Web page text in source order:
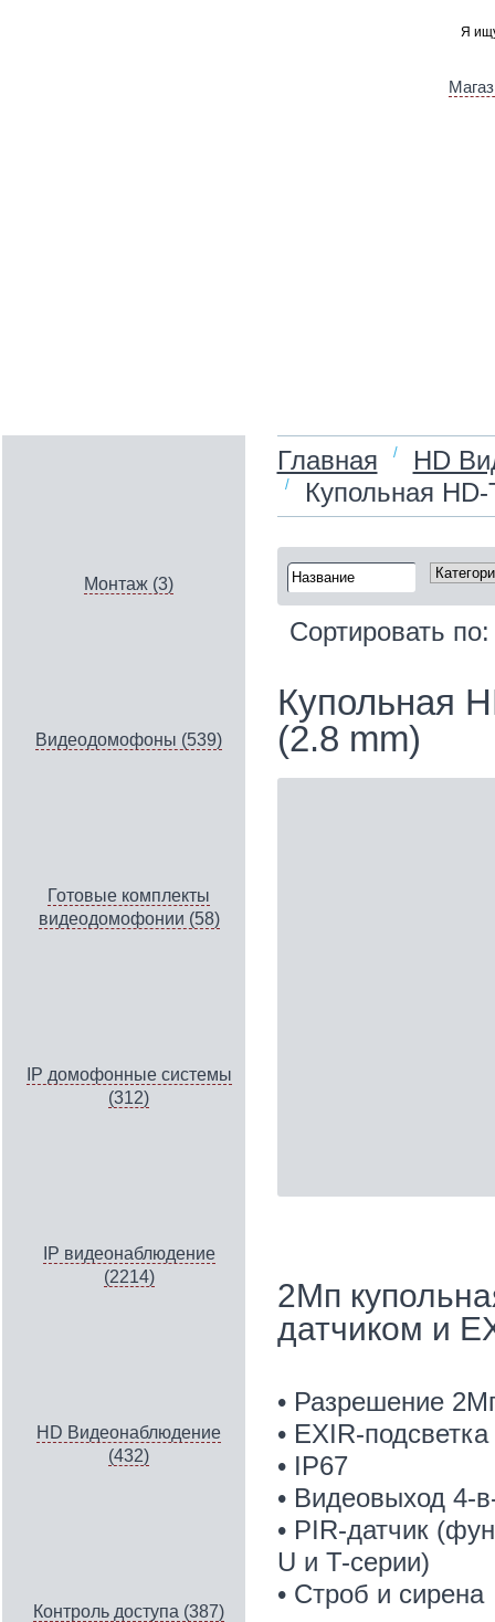
Монтаж (3)
Видеодомофоны (539)
Готовые комплекты
видеодомофонии (58)
IP домофонные системы
(312)
IP видеонаблюдение
(2214)
HD Видеонаблюдение
(432)
Контроль доступа (387)
Главная / HD
/ Купольная
Сортировать
Купольная
(2.8 mm)
2Мп
датчиком и
• Разрешение
• EXIR-
• IP67
• Видеовыход 4-
• PIR-датчик
U и T-серии)
• Строб и сирена